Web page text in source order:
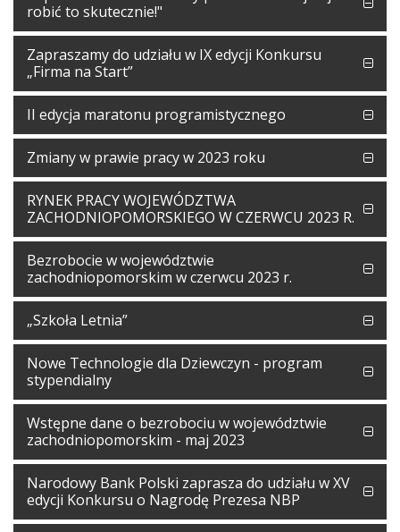
robić to skutecznie!"
Zapraszamy do udziału w IX edycji Konkursu
„Firma na Start”
II edycja maratonu programistycznego
Zmiany w prawie pracy w 2023 roku
RYNEK PRACY WOJEWÓDZTWA
ZACHODNIOPOMORSKIEGO W CZERWCU 2023 R.
Bezrobocie w województwie
zachodniopomorskim w czerwcu 2023 r.
„Szkoła Letnia”
Nowe Technologie dla Dziewczyn - program
stypendialny
Wstępne dane o bezrobociu w województwie
zachodniopomorskim - maj 2023
Narodowy Bank Polski zaprasza do udziału w XV
edycji Konkursu o Nagrodę Prezesa NBP